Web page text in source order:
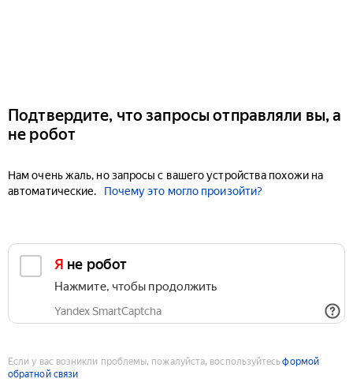
Подтвердите, что запросы отправляли вы, а
не робот
Нам очень жаль, но запросы с вашего устройства похожи на
автоматические.
Почему это могло произойти?
Я не робот
Нажмите, чтобы продолжить
Yandex SmartCaptcha
Если у вас возникли проблемы, пожалуйста, воспользуйтесьформой
обратной связи